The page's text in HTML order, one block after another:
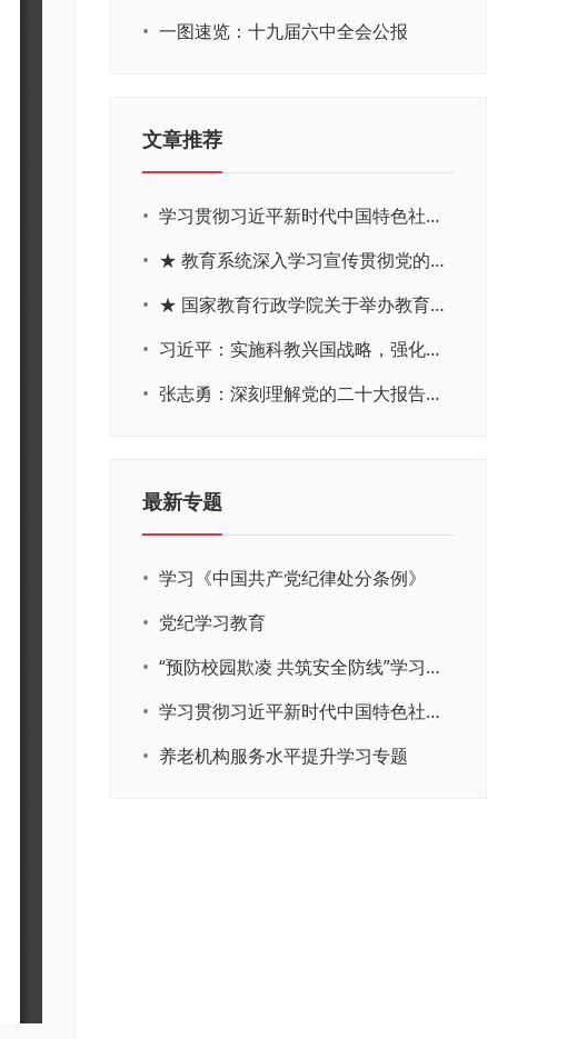
• 一图速览：十九届六中全会公报
文章推荐
•
学习贯彻习近平新时代中国特色社会主义思想主题教育网络培训
•
★ 教育系统深入学习宣传贯彻党的二十大精神学习专题
•
★ 国家教育行政学院关于举办教育系统深入学习宣传贯彻党的二十大精神专题网络培训的通知
•
习近平：实施科教兴国战略，强化现代化建设人才支撑
•
张志勇：深刻理解党的二十大报告关于教育的新思想、新战略、新要求
最新专题
• 学习《中国共产党纪律处分条例》
• 党纪学习教育
•
“预防校园欺凌 共筑安全防线”学习专题
•
学习贯彻习近平新时代中国特色社会主义思想主题教育
• 养老机构服务水平提升学习专题